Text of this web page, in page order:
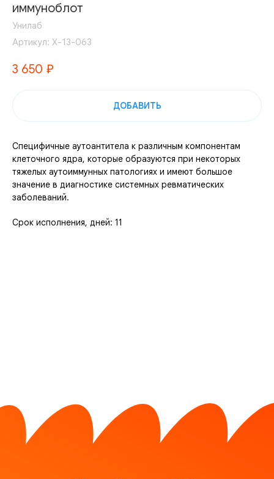
иммуноблот
Унилаб
Артикул: Х-13-063
3 650 ₽
ДОБАВИТЬ
Специфичные аутоантитела к различным компонентам
клеточного ядра, которые образуются при некоторых
тяжелых аутоиммунных патологиях и имеют большое
значение в диагностике системных ревматических
заболеваний.
Срок исполнения, дней: 11